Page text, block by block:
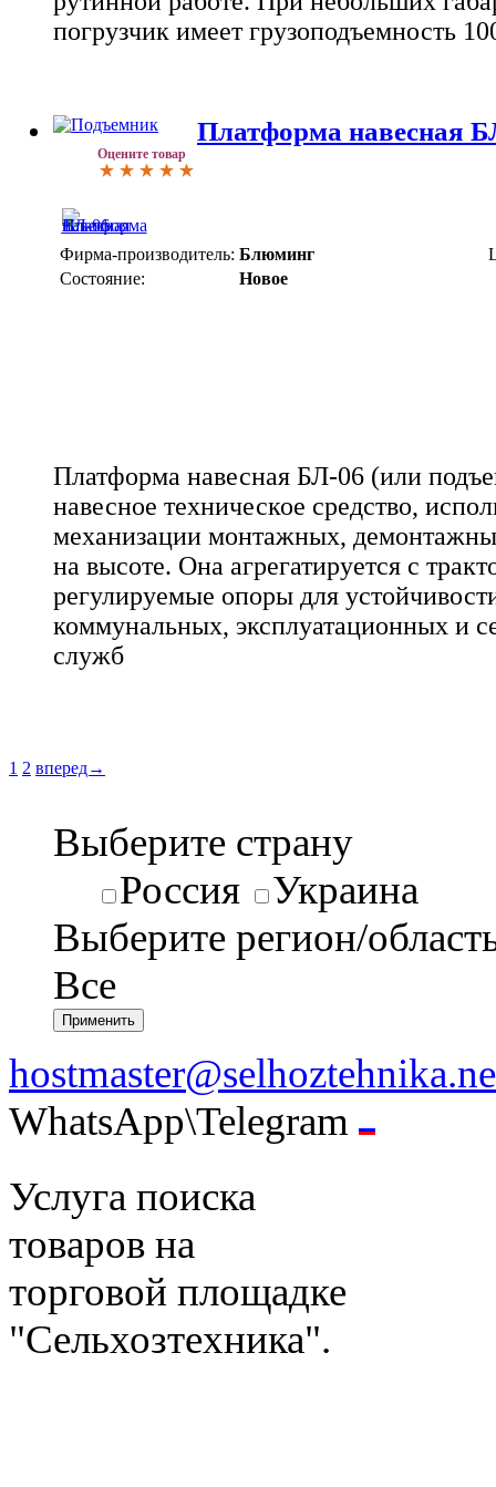
погрузчик имеет грузоподъемность
Оцените товар
Платформа навесная
Фирма-производитель: Блюминг
Состояние:
Новое
Платформа навесная БЛ-06 (или
навесное техническое средство,
механизации монтажных,
на высоте. Она агрегатируется с
регулируемые опоры для
коммунальных, эксплуатационных и
служб
1 2 вперед→
Выберите страну
Россия
Украина
Выберите регион/
Все
WhatsApp\Telegram
Услуга поиска
товаров на
торговой площадке
"Сельхозтехника".